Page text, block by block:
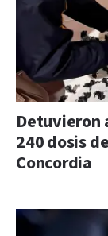
Detuvieron
240 dosis
Concordia